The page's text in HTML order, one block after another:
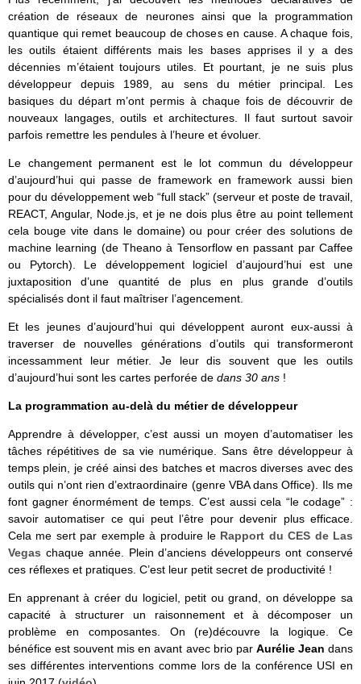
création de réseaux de neurones ainsi que la programmation
quantique qui remet beaucoup de choses en cause. A chaque fois,
les outils étaient différents mais les bases apprises il y a des
décennies m’étaient toujours utiles. Et pourtant, je ne suis plus
développeur depuis 1989, au sens du métier principal. Les
basiques du départ m’ont permis à chaque fois de découvrir de
nouveaux langages, outils et architectures. Il faut surtout savoir
parfois remettre les pendules à l’heure et évoluer.
Le changement permanent est le lot commun du développeur
d’aujourd’hui qui passe de framework en framework aussi bien
pour du développement web “full stack” (serveur et poste de travail,
REACT, Angular, Node.js, et je ne dois plus être au point tellement
cela bouge vite dans le domaine) ou pour créer des solutions de
machine learning (de Theano à Tensorflow en passant par Caffee
ou Pytorch). Le développement logiciel d’aujourd’hui est une
juxtaposition d’une quantité de plus en plus grande d’outils
spécialisés dont il faut maîtriser l’agencement.
Et les jeunes d’aujourd’hui qui développent auront eux-aussi à
traverser de nouvelles générations d’outils qui transformeront
incessamment leur métier. Je leur dis souvent que les outils
d’aujourd’hui sont les cartes perforée de dans 30 ans !
La programmation au-delà du métier de développeur
Apprendre à développer, c’est aussi un moyen d’automatiser les
tâches répétitives de sa vie numérique. Sans être développeur à
temps plein, je créé ainsi des batches et macros diverses avec des
outils qui n’ont rien d’extraordinaire (genre VBA dans Office). Ils me
font gagner énormément de temps. C’est aussi cela “le codage” :
savoir automatiser ce qui peut l’être pour devenir plus efficace.
Cela me sert par exemple à produire le Rapport du CES de Las
Vegas chaque année. Plein d’anciens développeurs ont conservé
ces réflexes et pratiques. C’est leur petit secret de productivité !
En apprenant à créer du logiciel, petit ou grand, on développe sa
capacité à structurer un raisonnement et à décomposer un
problème en composantes. On (re)découvre la logique. Ce
bénéfice est souvent mis en avant avec brio par Aurélie Jean dans
ses différentes interventions comme lors de la conférence USI en